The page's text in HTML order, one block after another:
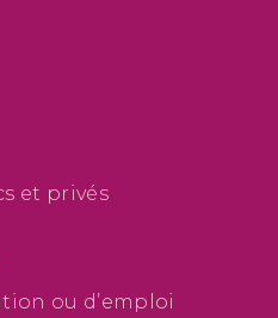
et privés
ou d’emploi